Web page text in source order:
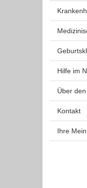
Hilfe im
Über
Kontakt
Ihre